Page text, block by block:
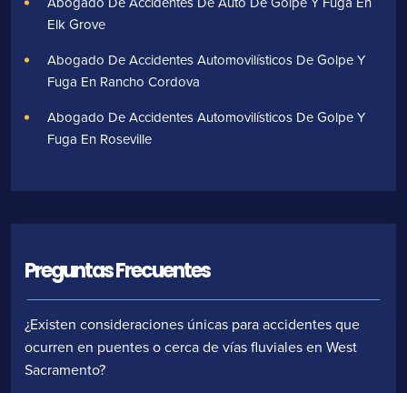
Elk Grove
Abogado De Accidentes Automovilísticos De Golpe Y
Fuga En Rancho Cordova
Abogado De Accidentes Automovilísticos De Golpe Y
Fuga En Roseville
Preguntas Frecuentes
¿Existen consideraciones únicas para accidentes que
ocurren en puentes o cerca de vías fluviales en West
Sacramento?